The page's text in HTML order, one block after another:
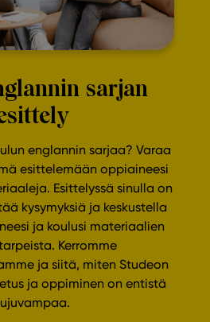
sarjan
englannin sarjaa? Varaa
esittelemään oppiaineesi
Esittelyssä sinulla on
kysymyksiä ja keskustella
ja koulusi materiaalien
Kerromme
ja siitä, miten Studeon
ja oppiminen on entistä